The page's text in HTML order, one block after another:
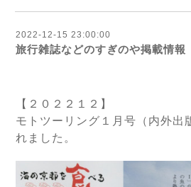
2022-12-15 23:00:00
旅行雑誌などのすぎのや掲載情報
【２０２２１２】
モトツーリング１月号（内外出
れました。